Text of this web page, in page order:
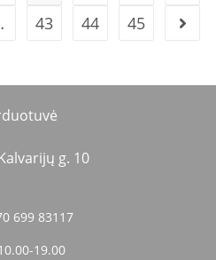
43 44 45
g. 10
699 83117
19.00